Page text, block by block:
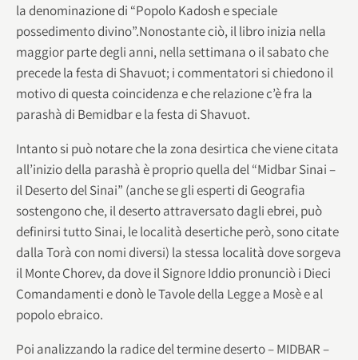
la denominazione di “Popolo Kadosh e speciale
possedimento divino”.Nonostante ciò, il libro inizia nella
maggior parte degli anni, nella settimana o il sabato che
precede la festa di Shavuot; i commentatori si chiedono il
motivo di questa coincidenza e che relazione c’è fra la
parashà di Bemidbar e la festa di Shavuot.
Intanto si può notare che la zona desirtica che viene citata
all’inizio della parashà è proprio quella del “Midbar Sinai –
il Deserto del Sinai” (anche se gli esperti di Geografia
sostengono che, il deserto attraversato dagli ebrei, può
definirsi tutto Sinai, le località desertiche però, sono citate
dalla Torà con nomi diversi) la stessa località dove sorgeva
il Monte Chorev, da dove il Signore Iddio pronunciò i Dieci
Comandamenti e donò le Tavole della Legge a Mosè e al
popolo ebraico.
Poi analizzando la radice del termine deserto – MIDBAR –